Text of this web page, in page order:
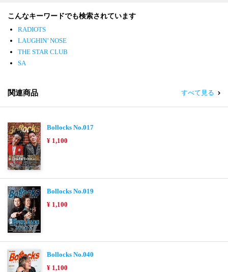
こんなキーワードでも検索されています
RADIOTS
LAUGHIN’ NOSE
THE STAR CLUB
SA
関連商品 すべて見る
Bollocks No.017
¥ 1,100
Bollocks No.019
¥ 1,100
Bollocks No.040
¥ 1,100